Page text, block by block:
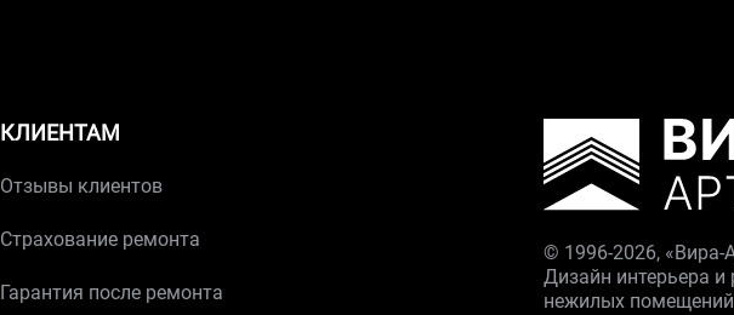
КЛИЕНТАМ
Отзывы клиентов
Страхование ремонта
Гарантия после ремонта
© 1996-2026,
Дизайн интерьера
нежилых